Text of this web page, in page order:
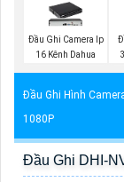
Đầu Ghi Camera Ip
16 Kênh Dahua
Đầu Ghi Hình
1080P
Đầu Ghi DHI-